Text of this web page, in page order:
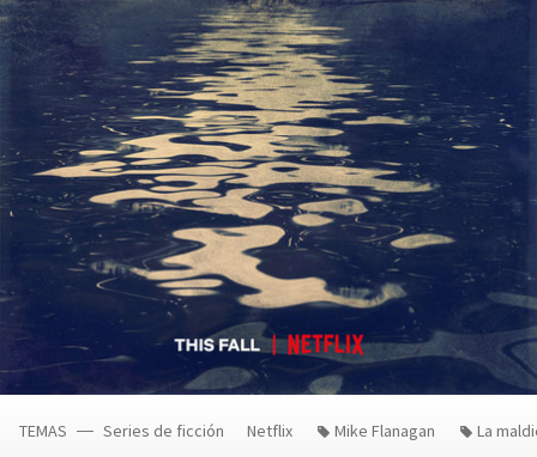
TEMAS Series de ficción Netflix Mike Flanagan La